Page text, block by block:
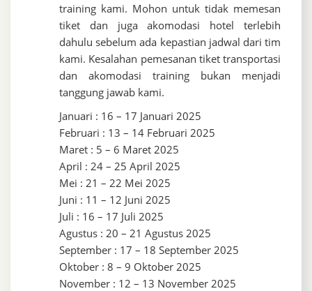
training kami. Mohon untuk tidak memesan
tiket dan juga akomodasi hotel terlebih
dahulu sebelum ada kepastian jadwal dari tim
kami. Kesalahan pemesanan tiket transportasi
dan akomodasi training bukan menjadi
tanggung jawab kami.
Januari : 16 – 17 Januari 2025
Februari : 13 – 14 Februari 2025
Maret : 5 – 6 Maret 2025
April : 24 – 25 April 2025
Mei : 21 – 22 Mei 2025
Juni : 11 – 12 Juni 2025
Juli : 16 – 17 Juli 2025
Agustus : 20 – 21 Agustus 2025
September : 17 – 18 September 2025
Oktober : 8 – 9 Oktober 2025
November : 12 – 13 November 2025